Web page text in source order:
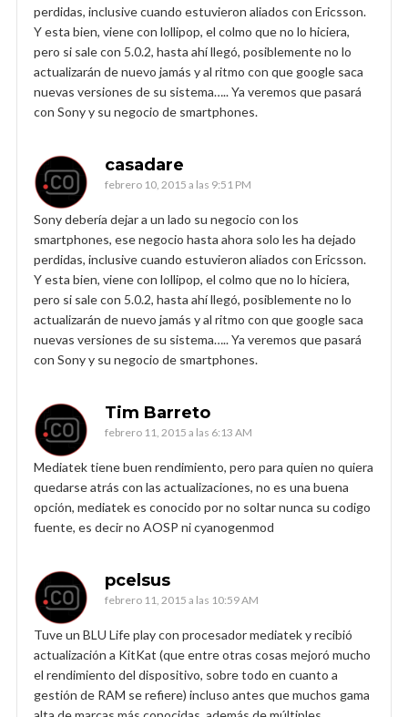
perdidas, inclusive cuando estuvieron aliados con Ericsson.
Y esta bien, viene con lollipop, el colmo que no lo hiciera,
pero si sale con 5.0.2, hasta ahí llegó, posiblemente no lo
actualizarán de nuevo jamás y al ritmo con que google saca
nuevas versiones de su sistema….. Ya veremos que pasará
con Sony y su negocio de smartphones.
casadare
febrero 10, 2015 a las 9:51 PM
Sony debería dejar a un lado su negocio con los
smartphones, ese negocio hasta ahora solo les ha dejado
perdidas, inclusive cuando estuvieron aliados con Ericsson.
Y esta bien, viene con lollipop, el colmo que no lo hiciera,
pero si sale con 5.0.2, hasta ahí llegó, posiblemente no lo
actualizarán de nuevo jamás y al ritmo con que google saca
nuevas versiones de su sistema….. Ya veremos que pasará
con Sony y su negocio de smartphones.
Tim Barreto
febrero 11, 2015 a las 6:13 AM
Mediatek tiene buen rendimiento, pero para quien no quiera
quedarse atrás con las actualizaciones, no es una buena
opción, mediatek es conocido por no soltar nunca su codigo
fuente, es decir no AOSP ni cyanogenmod
pcelsus
febrero 11, 2015 a las 10:59 AM
Tuve un BLU Life play con procesador mediatek y recibió
actualización a KitKat (que entre otras cosas mejoró mucho
el rendimiento del dispositivo, sobre todo en cuanto a
gestión de RAM se refiere) incluso antes que muchos gama